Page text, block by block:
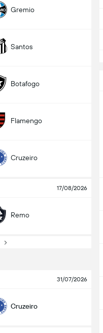
Gremio
Santos
Botafogo
Flamengo
Cruzeiro
17/08/2026
Remo
31/07/2026
Cruzeiro